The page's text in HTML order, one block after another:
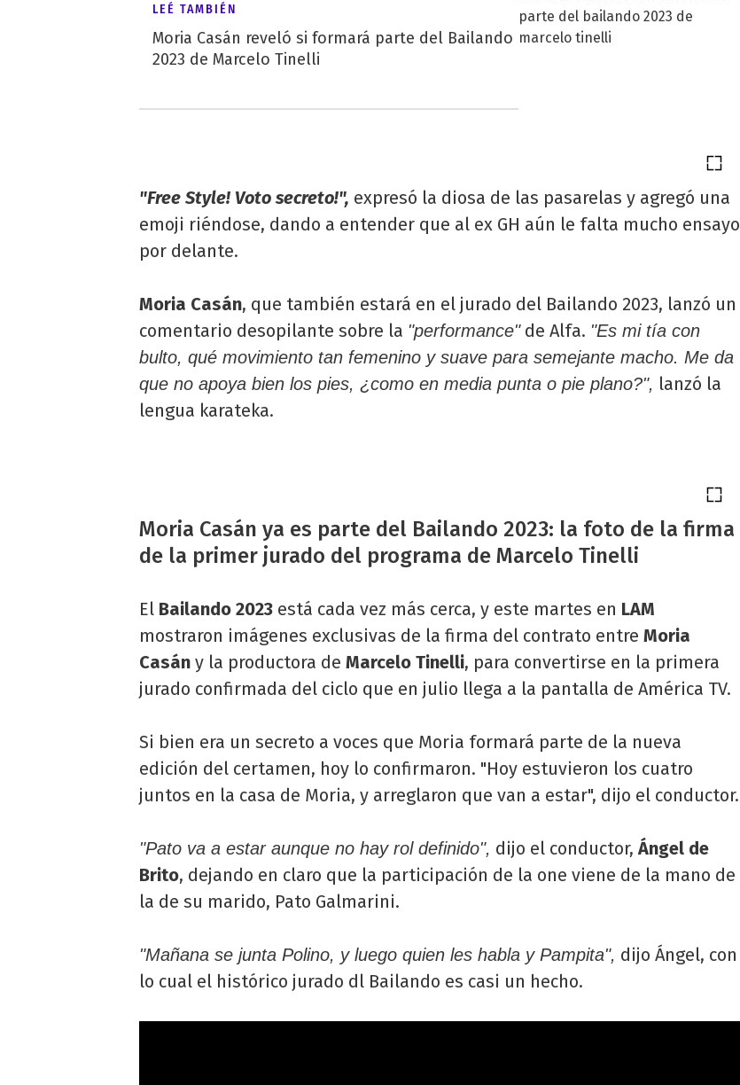
LEÉ TAMBIÉN
Moria Casán reveló si formará parte del Bailando
2023 de Marcelo Tinelli
"Free Style! Voto secreto!", expresó la diosa de las pasarelas y agregó una
emoji riéndose, dando a entender que al ex GH aún le falta mucho ensayo
por delante.
Moria Casán, que también estará en el jurado del Bailando 2023, lanzó un
comentario desopilante sobre la "performance"de Alfa. "Es mi tía con
bulto, qué movimiento tan femenino y suave para semejante macho. Me da
que no apoya bien los pies, ¿como en media punta o pie plano?", lanzó la
lengua karateka.
Moria Casán ya es parte del Bailando 2023: la foto de la firma
de la primer jurado del programa de Marcelo Tinelli
El Bailando 2023 está cada vez más cerca, y este martes en LAM
mostraron imágenes exclusivas de la firma del contrato entre Moria
Casán y la productora de Marcelo Tinelli, para convertirse en la primera
jurado confirmada del ciclo que en julio llega a la pantalla de América TV.
Si bien era un secreto a voces que Moria formará parte de la nueva
edición del certamen, hoy lo confirmaron. "Hoy estuvieron los cuatro
juntos en la casa de Moria, y arreglaron que van a estar", dijo el conductor.
"Pato va a estar aunque no hay rol definido", dijo el conductor,Ángel de
Brito, dejando en claro que la participación de la one viene de la mano de
la de su marido, Pato Galmarini.
"Mañana se junta Polino, y luego quien les habla y Pampita", dijo Ángel, con
lo cual el histórico jurado dl Bailando es casi un hecho.